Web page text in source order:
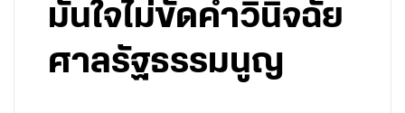
มั่นใจไม่ขัดคำวินิจฉัย
ศาลรัฐธรรมนูญ